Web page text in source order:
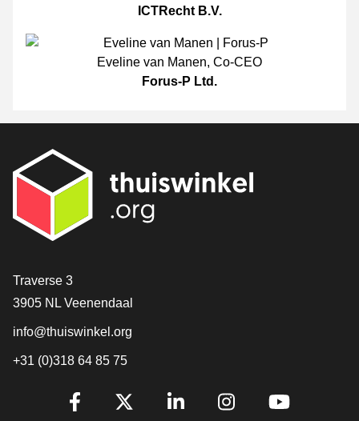
ICTRecht B.V.
Eveline van Manen, Co-CEO
Forus-P Ltd.
[_General:Contact]
Traverse 3
3905 NL Veenendaal
info@thuiswinkel.org
+31 (0)318 64 85 75
[_General:SocialMediaTitle]